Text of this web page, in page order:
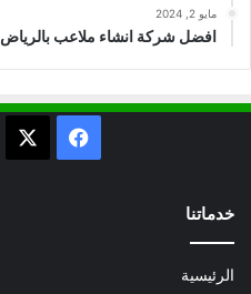
مايو 2, 2024
افضل شركة انشاء ملاعب بالرياض 0501956996
فيسبوك
خدماتنا
الرئيسية